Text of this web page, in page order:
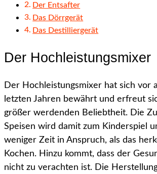
Der Entsafter
Das Dörrgerät
Das Destilliergerät
Der Hochleistungsmixer
Der Hochleistungsmixer hat sich vor
letzten Jahren bewährt und erfreut
größer werdenden Beliebtheit. Die
Speisen wird damit zum Kinderspiel
weniger Zeit in Anspruch, als das
Kochen. Hinzu kommt, dass der
nicht zu verachten ist. Die